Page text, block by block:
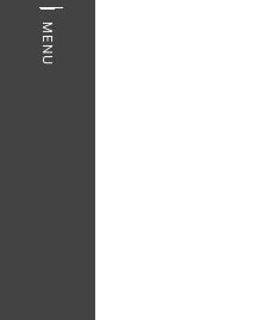
MENU